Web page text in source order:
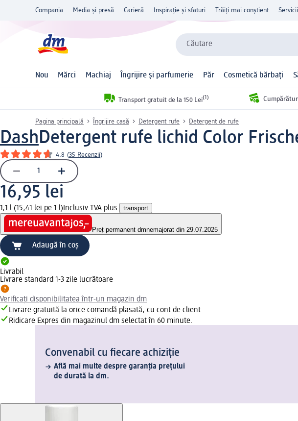
Compania Media și presă Carieră Inspirație și sfaturi Trăiți mai conștient Servicii
Căutare
Nou Mărci Machiaj Îngrijire și parfumerie Păr Cosmetică bărbați
Transport gratuit de la 150 Lei(1) Cumpărături
Pagina principală Îngrijire casă Detergent rufe Detergent de rufe
DashDetergent rufe lichid Color
4.8 (35 Recenzii)
16,95 lei
1,1 l (15,41 lei pe 1 l) Inclusiv TVA plus transport
Preț permanent dmnemajorat din 29.07.2025
Adaugă în coș
Livrabil
Livrare standard 1-3 zile lucrătoare
Verificați disponibilitatea într-un magazin dm
Livrare gratuită la orice comandă plasată, cu cont de client
Ridicare Expres din magazinul dm selectat în 60 minute.
Convenabil cu fiecare achiziție
Află mai multe despre garanția prețului
de durată la dm.